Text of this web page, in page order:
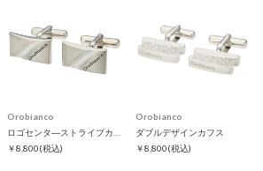
Orobianco
￥8,800(税込)
Orobianco
ダブルデザインカフス
￥8,800(税込)